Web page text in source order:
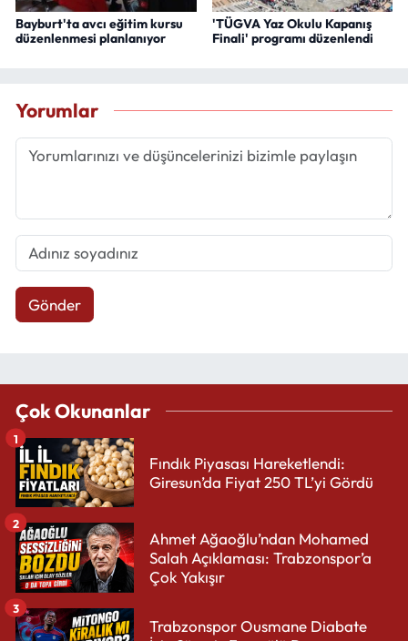
Bayburt'ta avcı eğitim kursu
düzenlenmesi planlanıyor
'TÜGVA Yaz Okulu Kapanış
Finali' programı düzenlendi
Yorumlar
Gönder
Çok Okunanlar
Fındık Piyasası Hareketlendi:
Giresun’da Fiyat 250 TL’yi Gördü
1
Ahmet Ağaoğlu’ndan Mohamed
Salah Açıklaması: Trabzonspor’a
Çok Yakışır
2
Trabzonspor Ousmane Diabate
3